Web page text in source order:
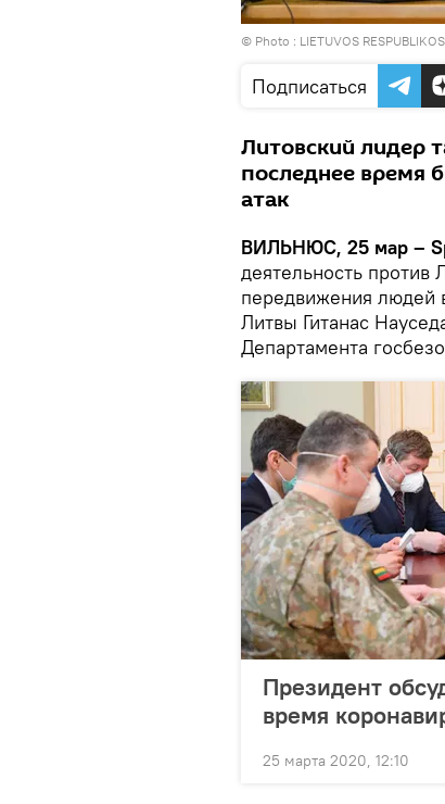
© Photo : LIETUVOS
Подписаться
Литовский лидер
последнее время
атак
ВИЛЬНЮС, 25 мар –
деятельность против
передвижения людей
Литвы Гитанас
Департамента
Президент
время
25 марта 2020, 12:10